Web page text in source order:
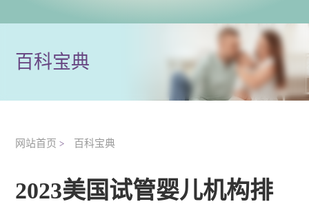
百科宝典
网站首页 > 百科宝典
2023美国试管婴儿机构排